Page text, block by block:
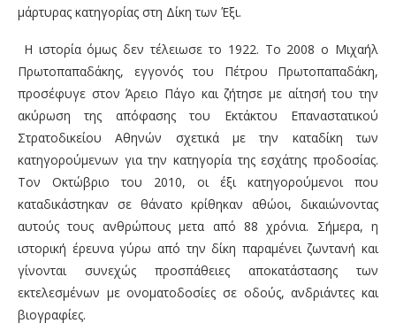
μάρτυρας κατηγορίας στη Δίκη των Έξι.
Η ιστορία όμως δεν τέλειωσε το 1922. Το 2008 ο Μιχαήλ
Πρωτοπαπαδάκης, εγγονός του Πέτρου Πρωτοπαπαδάκη,
προσέφυγε στον Άρειο Πάγο και ζήτησε με αίτησή του την
ακύρωση της απόφασης του Εκτάκτου Επαναστατικού
Στρατοδικείου Αθηνών σχετικά με την καταδίκη των
κατηγορούμενων για την κατηγορία της εσχάτης προδοσίας.
Τον Οκτώβριο του 2010, οι έξι κατηγορούμενοι που
καταδικάστηκαν σε θάνατο κρίθηκαν αθώοι, δικαιώνοντας
αυτούς τους ανθρώπους μετα από 88 χρόνια. Σήμερα, η
ιστορική έρευνα γύρω από την δίκη παραμένει ζωντανή και
γίνονται συνεχώς προσπάθειες αποκατάστασης των
εκτελεσμένων με ονοματοδοσίες σε οδούς, ανδριάντες και
βιογραφίες.